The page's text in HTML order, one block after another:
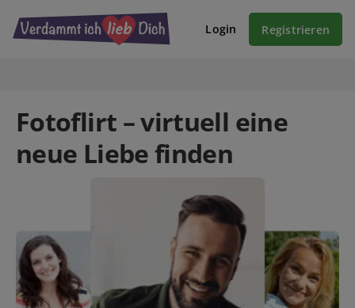
Login Registrieren
Fotoflirt – virtuell eine
neue Liebe finden